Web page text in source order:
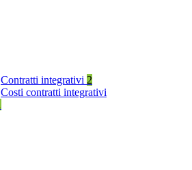
Contratti integrativi 2
Costi contratti integrativi